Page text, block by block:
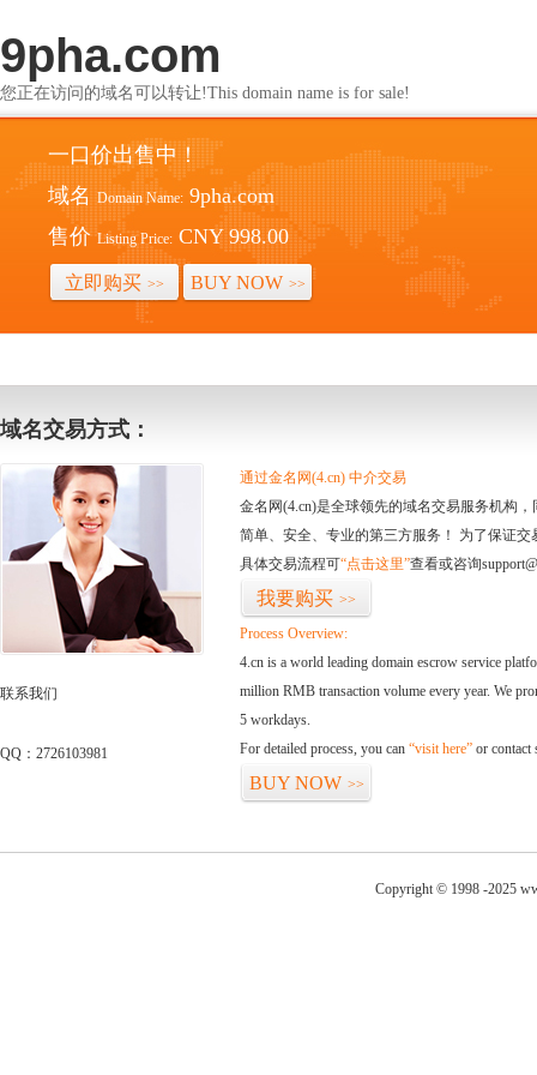
9pha.com
您正在访问的域名可以转让!This domain name is for sale!
一口价出售中！
域名 Domain Name: 9pha.com
售价 Listing Price: CNY 998.00
立即购买 >> BUY NOW >>
域名交易方式：
联系我们
QQ：2726103981
通过金名网(4.cn) 中介交易
金名网(4.cn)是全球领先的域名交易服务机构
简单、安全、专业的第三方服务！ 为了保证
具体交易流程可“点击这里”查看或咨询
我要购买 >>
Process Overview:
4.cn is a world leading domain escrow service
million RMB transaction volume every year. We
5 workdays.
For detailed process, you can “visit here” or contact
BUY NOW >>
Copyright © 1998 -2025